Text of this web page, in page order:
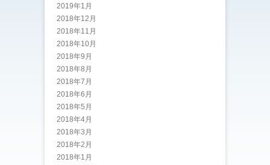
2019年1月
2018年12月
2018年11月
2018年10月
2018年9月
2018年8月
2018年7月
2018年6月
2018年5月
2018年4月
2018年3月
2018年2月
2018年1月